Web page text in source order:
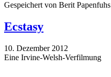
Gespeichert von Berit Papenfuhs
Ecstasy
10. Dezember 2012
Eine Irvine-Welsh-Verfilmung